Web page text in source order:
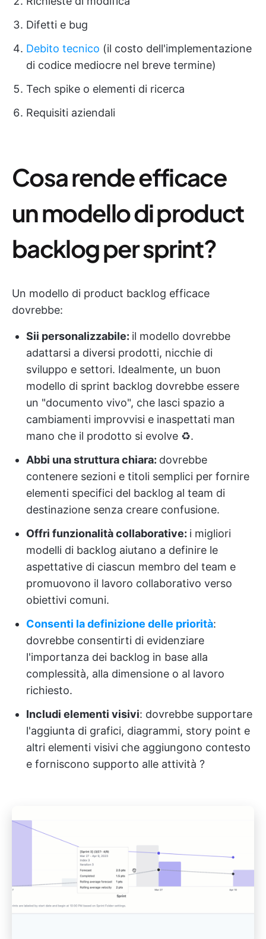
Difetti e bug
Debito tecnico (il costo dell'implementazione
di codice mediocre nel breve termine)
Tech spike o elementi di ricerca
Requisiti aziendali
Cosa rende efficace
un modello di product
backlog per sprint?
Un modello di product backlog efficace
dovrebbe:
Sii personalizzabile: il modello dovrebbe
adattarsi a diversi prodotti, nicchie di
sviluppo e settori. Idealmente, un buon
modello di sprint backlog dovrebbe essere
un "documento vivo", che lasci spazio a
cambiamenti improvvisi e inaspettati man
mano che il prodotto si evolve ♻️.
Abbi una struttura chiara: dovrebbe
contenere sezioni e titoli semplici per fornire
elementi specifici del backlog al team di
destinazione senza creare confusione.
Offri funzionalità collaborative: i migliori
modelli di backlog aiutano a definire le
aspettative di ciascun membro del team e
promuovono il lavoro collaborativo verso
obiettivi comuni.
Consenti la definizione delle priorità:
dovrebbe consentirti di evidenziare
l'importanza dei backlog in base alla
complessità, alla dimensione o al lavoro
richiesto.
Includi elementi visivi: dovrebbe supportare
l'aggiunta di grafici, diagrammi, story point e
altri elementi visivi che aggiungono contesto
e forniscono supporto alle attività ?